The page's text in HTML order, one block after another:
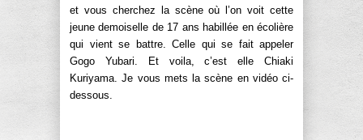
et vous cherchez la scène où l’on voit cette
jeune demoiselle de 17 ans habillée en écolière
qui vient se battre. Celle qui se fait appeler
Gogo Yubari. Et voila, c’est elle Chiaki
Kuriyama. Je vous mets la scène en vidéo ci-
dessous.